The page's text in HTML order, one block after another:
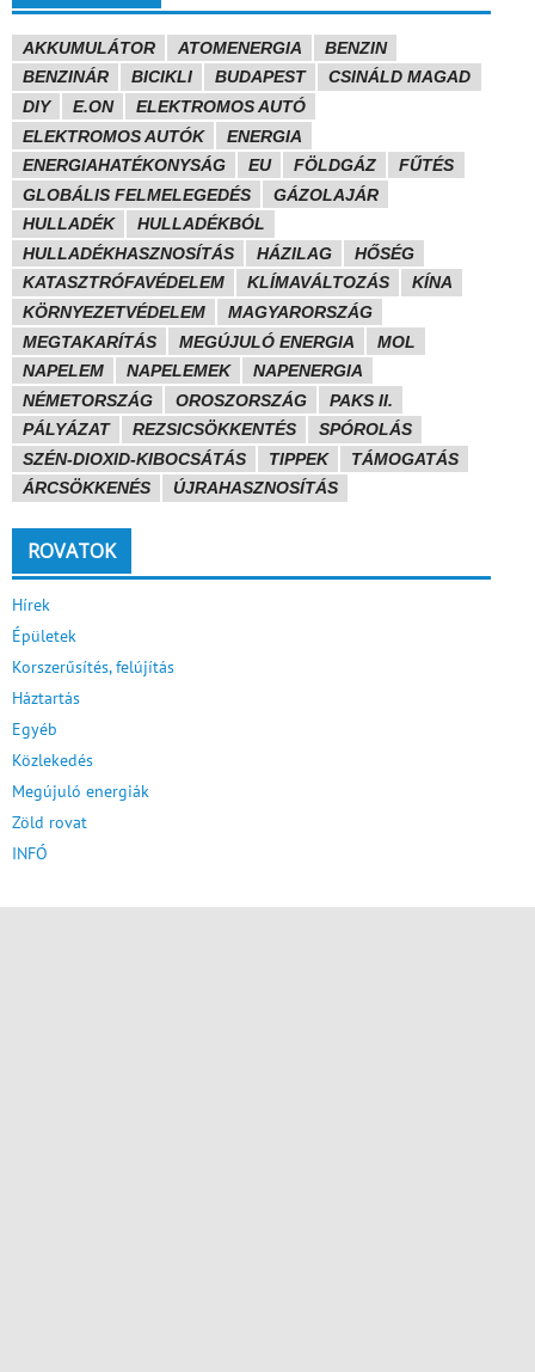
AKKUMULÁTOR ATOMENERGIA
BENZIN
BENZINÁR
BICIKLI BUDAPEST
CSINÁLD MAGAD
DIY
E.ON
ELEKTROMOS AUTÓ
ELEKTROMOS AUTÓK
ENERGIA
ENERGIAHATÉKONYSÁG
EU FÖLDGÁZ
FŰTÉS
GLOBÁLIS FELMELEGEDÉS
GÁZOLAJÁR
HULLADÉK
HULLADÉKBÓL
HULLADÉKHASZNOSÍTÁS
HÁZILAG
HŐSÉG
KATASZTRÓFAVÉDELEM
KLÍMAVÁLTOZÁS
KÍNA
KÖRNYEZETVÉDELEM
MAGYARORSZÁG
MEGTAKARÍTÁS
MEGÚJULÓ ENERGIA
MOL
NAPELEM
NAPELEMEK
NAPENERGIA
NÉMETORSZÁG
OROSZORSZÁG
PAKS II.
PÁLYÁZAT
REZSICSÖKKENTÉS
SPÓROLÁS
SZÉN-DIOXID-KIBOCSÁTÁS
TIPPEK
TÁMOGATÁS
ÁRCSÖKKENÉS
ÚJRAHASZNOSÍTÁS
ROVATOK
Hírek
Épületek
Korszerűsítés, felújítás
Háztartás
Egyéb
Közlekedés
Megújuló energiák
Zöld rovat
INFÓ